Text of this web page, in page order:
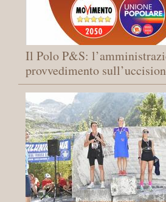
Il Polo P&S:
provvedimento